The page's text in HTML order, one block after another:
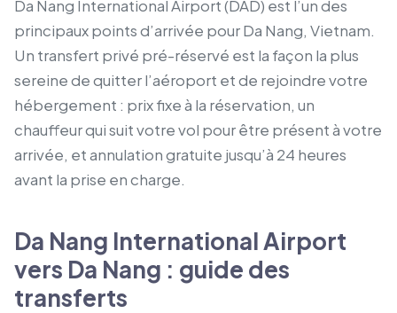
Da Nang International Airport (DAD) est l’un des
principaux points d’arrivée pour Da Nang, Vietnam.
Un transfert privé pré-réservé est la façon la plus
sereine de quitter l’aéroport et de rejoindre votre
hébergement : prix fixe à la réservation, un
chauffeur qui suit votre vol pour être présent à votre
arrivée, et annulation gratuite jusqu’à 24 heures
avant la prise en charge.
Da Nang International Airport
vers Da Nang : guide des
transferts